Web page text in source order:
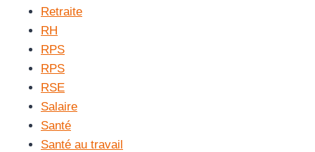
Retraite
RH
RPS
RPS
RSE
Salaire
Santé
Santé au travail